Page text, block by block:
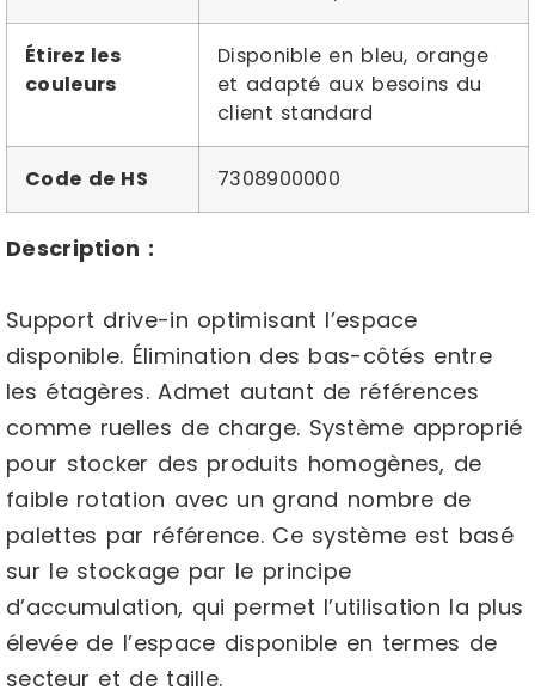
Étirez les
couleurs
Disponible en bleu, orange
et adapté aux besoins du
client standard
Code de HS 7308900000
Description :
Support drive-in optimisant l’espace
disponible. Élimination des bas-côtés entre
les étagères. Admet autant de références
comme ruelles de charge. Système approprié
pour stocker des produits homogènes, de
faible rotation avec un grand nombre de
palettes par référence. Ce système est basé
sur le stockage par le principe
d’accumulation, qui permet l’utilisation la plus
élevée de l’espace disponible en termes de
secteur et de taille.